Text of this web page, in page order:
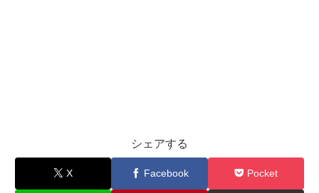
シェアする
X Facebook Pocket